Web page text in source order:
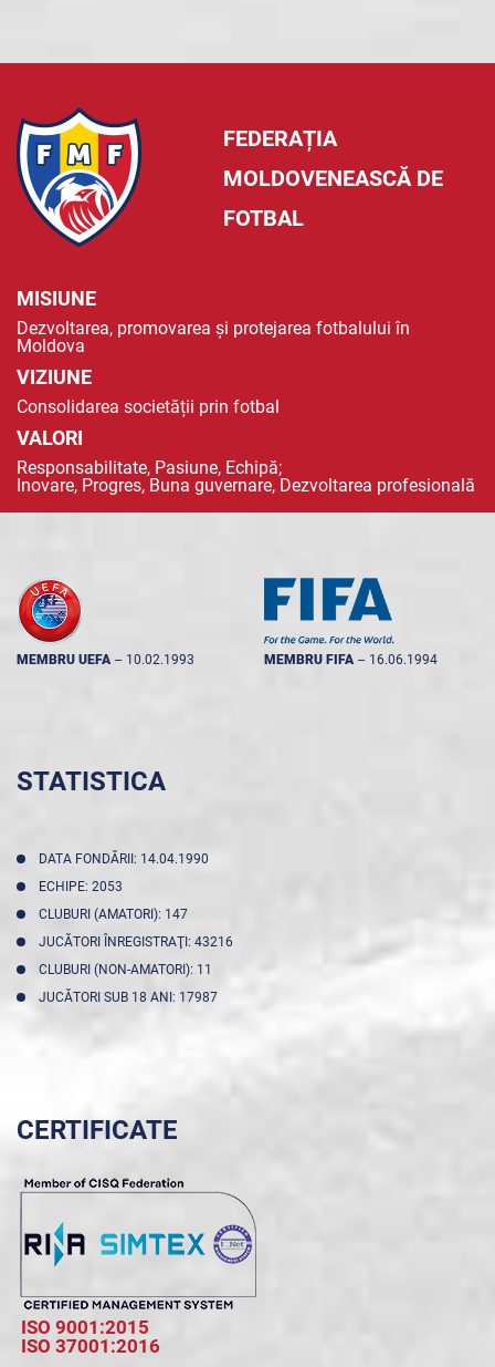
FEDERAȚIA
MOLDOVENEASCĂ DE
FOTBAL
MISIUNE
Dezvoltarea, promovarea și protejarea fotbalului în
Moldova
VIZIUNE
Consolidarea societății prin fotbal
VALORI
Responsabilitate, Pasiune, Echipă;
Inovare, Progres, Buna guvernare, Dezvoltarea profesională
MEMBRU UEFA -- 10.02.1993 MEMBRU FIFA -- 16.06.1994
STATISTICA
DATA FONDĂRII: 14.04.1990
ECHIPE: 2053
CLUBURI (AMATORI): 147
JUCĂTORI ÎNREGISTRAŢI: 43216
CLUBURI (NON-AMATORI): 11
JUCĂTORI SUB 18 ANI: 17987
CERTIFICATE
ISO 9001:2015
ISO 37001:2016